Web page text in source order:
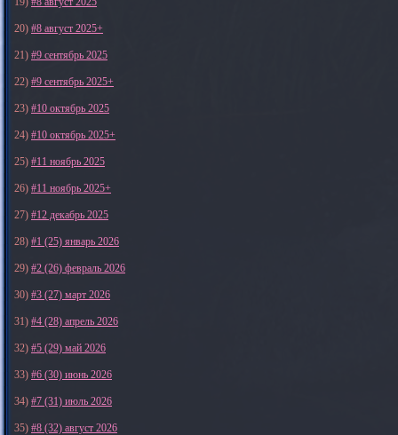
20) #8 август 2025+
21) #9 сентябрь 2025
22) #9 сентябрь 2025+
23) #10 октябрь 2025
24) #10 октябрь 2025+
25) #11 ноябрь 2025
26) #11 ноябрь 2025+
27) #12 декабрь 2025
28) #1 (25) январь 2026
29) #2 (26) февраль 2026
30) #3 (27) март 2026
31) #4 (28) апрель 2026
32) #5 (29) май 2026
33) #6 (30) июнь 2026
34) #7 (31) июль 2026
35) #8 (32) август 2026